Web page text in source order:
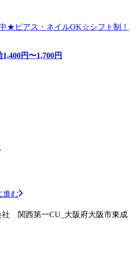
★ピアス・ネイルOK☆シフト制！
1,400円〜1,700円
進む
社 関西第一CU_大阪府大阪市東成